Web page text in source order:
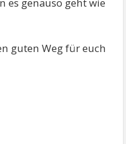
guten Weg für euch